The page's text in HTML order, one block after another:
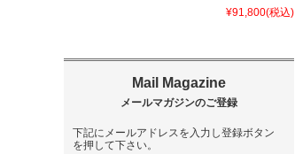
¥91,800(税込)
下記にメールアドレスを入力し登録ボタン
を押して下さい。